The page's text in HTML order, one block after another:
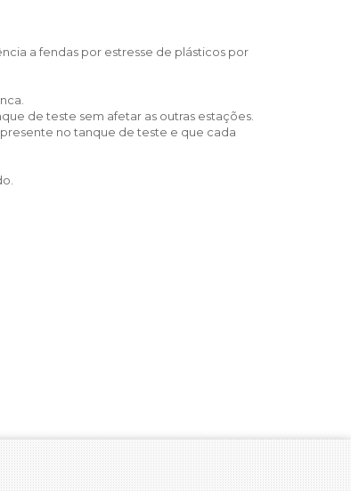
a fendas por estresse de plásticos por
de teste sem afetar as outras estações.
no tanque de teste e que cada